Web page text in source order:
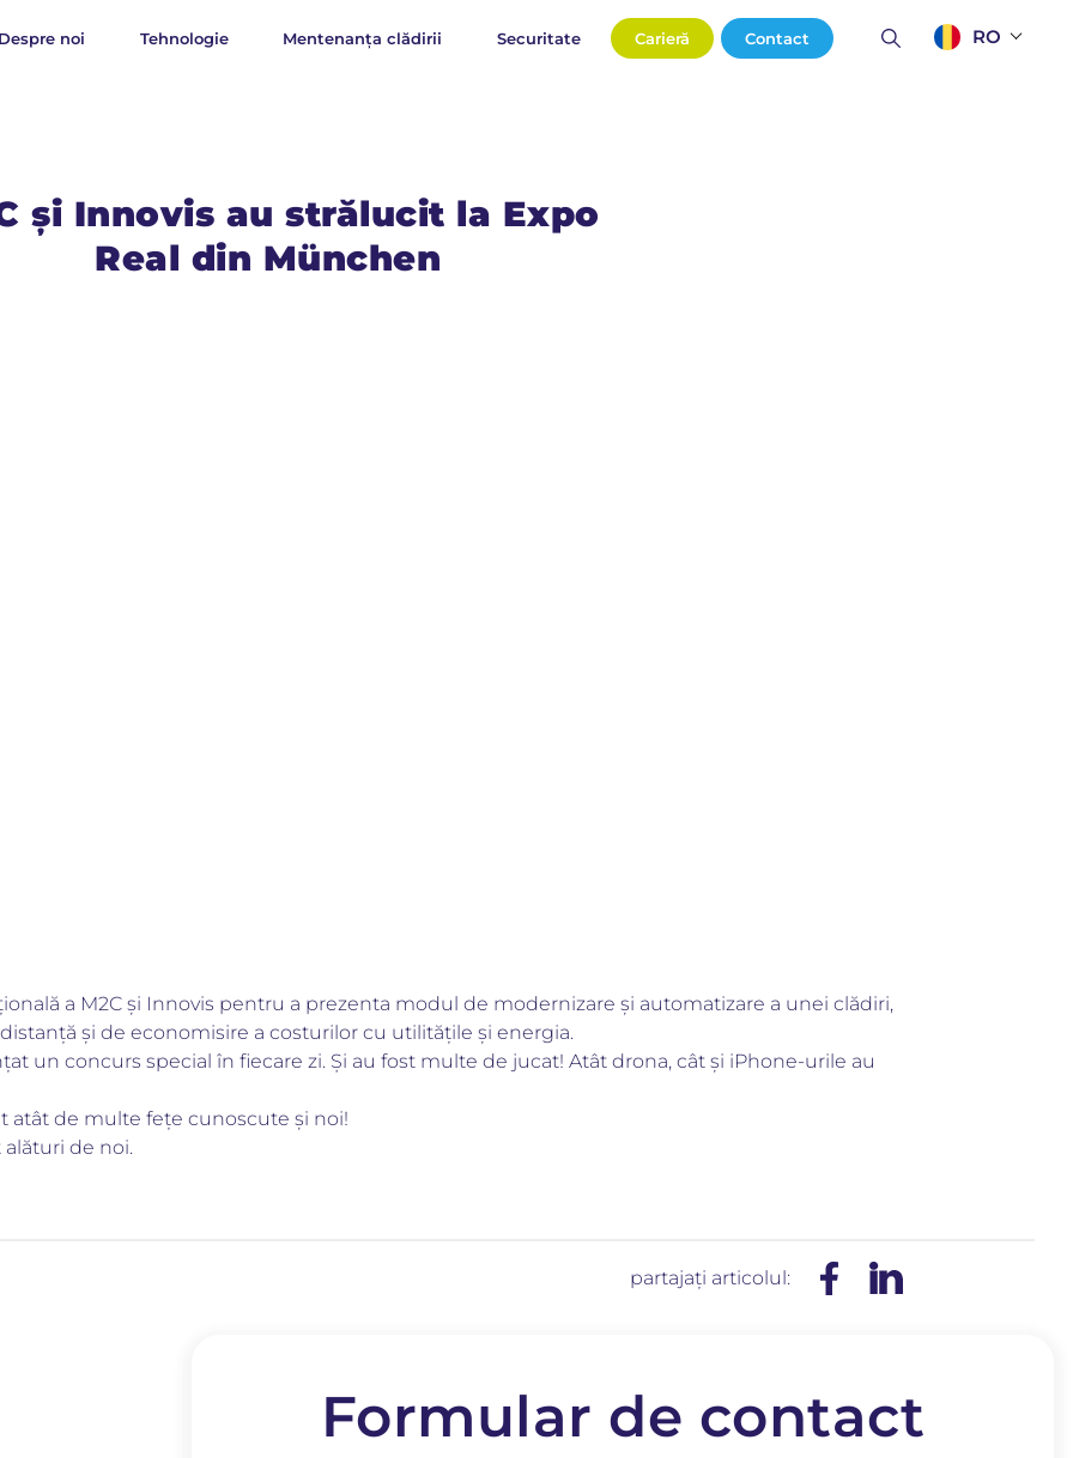
Despre noi Tehnologie Mentenanța clădirii Securitate Carieră Contact RO
și Innovis au strălucit la Expo
Real din München
a M2C și Innovis pentru a prezenta modul de modernizare și automatizare a unei clădiri,
și de economisire a costurilor cu utilitățile și energia.
un concurs special în fiecare zi. Și au fost multe de jucat! Atât drona, cât și iPhone-urile au
atât de multe fețe cunoscute și noi!
de noi.
partajați articolul:
Formular de contact